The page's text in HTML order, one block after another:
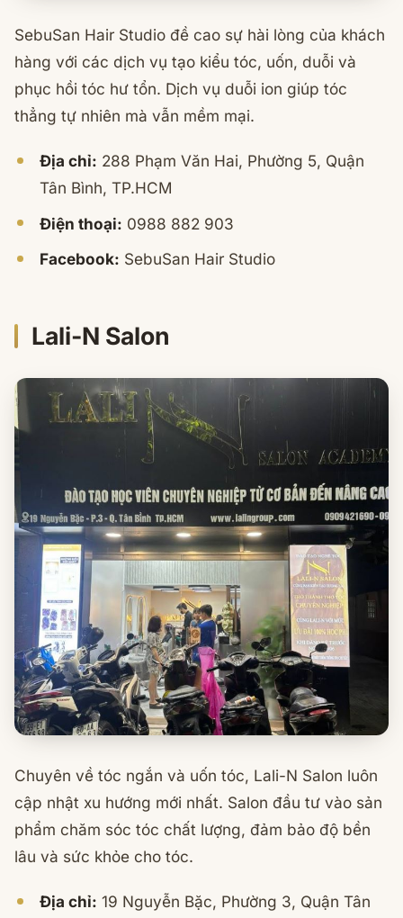
SebuSan Hair Studio đề cao sự hài lòng của khách
hàng với các dịch vụ tạo kiểu tóc, uốn, duỗi và
phục hồi tóc hư tổn. Dịch vụ duỗi ion giúp tóc
thẳng tự nhiên mà vẫn mềm mại.
Địa chỉ: 288 Phạm Văn Hai, Phường 5, Quận
Tân Bình, TP.HCM
Điện thoại: 0988 882 903
Facebook: SebuSan Hair Studio
Lali-N Salon
Chuyên về tóc ngắn và uốn tóc, Lali-N Salon luôn
cập nhật xu hướng mới nhất. Salon đầu tư vào sản
phẩm chăm sóc tóc chất lượng, đảm bảo độ bền
lâu và sức khỏe cho tóc.
Địa chỉ: 19 Nguyễn Bặc, Phường 3, Quận Tân